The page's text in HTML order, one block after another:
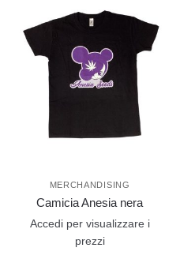
MERCHANDISING
Camicia Anesia nera
Accedi per visualizzare i
prezzi